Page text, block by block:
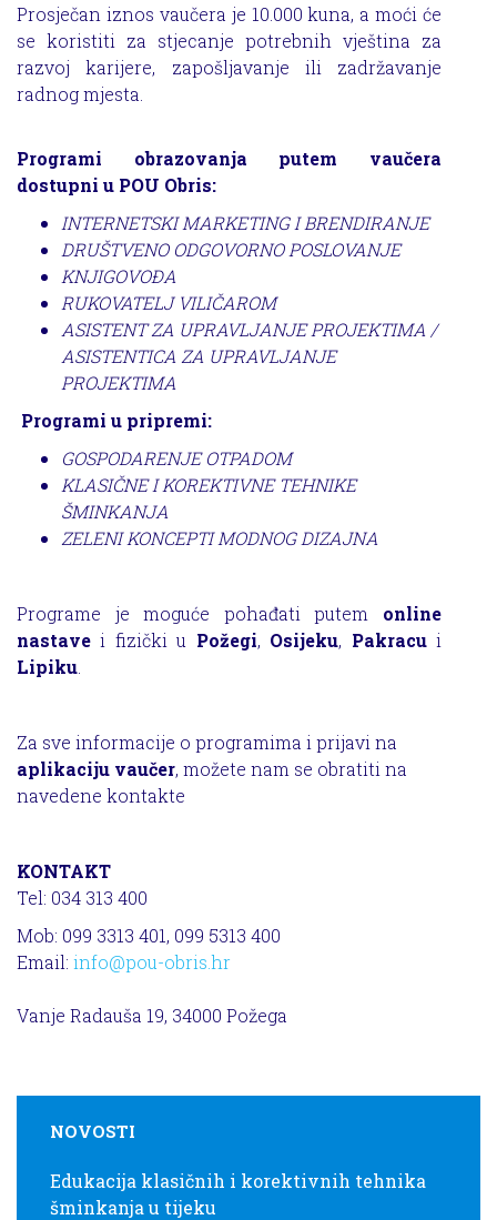
Prosječan iznos vaučera je 10.000 kuna, a moći će
se koristiti za stjecanje potrebnih vještina za
razvoj karijere, zapošljavanje ili zadržavanje
radnog mjesta.
Programi obrazovanja putem vaučera
dostupni u POU Obris:
INTERNETSKI MARKETING I BRENDIRANJE
DRUŠTVENO ODGOVORNO POSLOVANJE
KNJIGOVOĐA
RUKOVATELJ VILIČAROM
ASISTENT ZA UPRAVLJANJE PROJEKTIMA /
ASISTENTICA ZA UPRAVLJANJE
PROJEKTIMA
Programi u pripremi:
GOSPODARENJE OTPADOM
KLASIČNE I KOREKTIVNE TEHNIKE
ŠMINKANJA
ZELENI KONCEPTI MODNOG DIZAJNA
Programe je moguće pohađati putem online
nastave i fizički u Požegi, Osijeku, Pakracui
Lipiku
Za sve informacije o programima i prijavi na
aplikaciju vaučer, možete nam se obratiti na
navedene kontakte
KONTAKT
Tel: 034 313 400
Mob: 099 3313 401, 099 5313 400
Email: info@pou-obris.hr
Vanje Radauša 19, 34000 Požega
NOVOSTI
Edukacija klasičnih i korektivnih tehnika
šminkanja u tijeku